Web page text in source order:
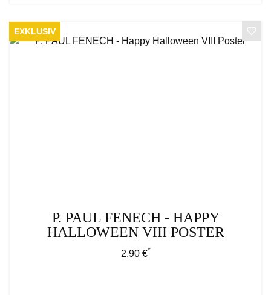
EXKLUSIV
P. PAUL FENECH - HAPPY
HALLOWEEN VIII POSTER
Regulärer Preis:
2,90 €*